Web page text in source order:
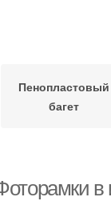
Пенопластовый
багет